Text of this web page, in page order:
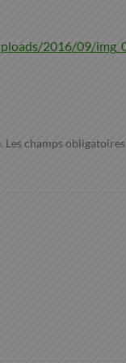
2016/09/
Les champs